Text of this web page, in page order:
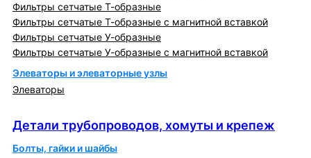
Фильтры сетчатые Т-образные
Фильтры сетчатые Т-образные с магнитной вставкой
Фильтры сетчатые У-образные
Фильтры сетчатые У-образные с магнитной вставкой
Элеваторы и элеваторные узлы
Элеваторы
Детали трубопроводов, хомуты и крепеж
Болты, гайки и шайбы